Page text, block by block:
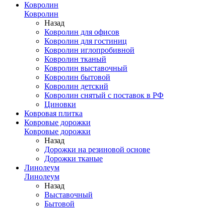
Ковролин
Ковролин
Назад
Ковролин для офисов
Ковролин для гостиниц
Ковролин иглопробивной
Ковролин тканый
Ковролин выставочный
Ковролин бытовой
Ковролин детский
Ковролин снятый с поставок в РФ
Циновки
Ковровая плитка
Ковровые дорожки
Ковровые дорожки
Назад
Дорожки на резиновой основе
Дорожки тканые
Линолеум
Линолеум
Назад
Выставочный
Бытовой